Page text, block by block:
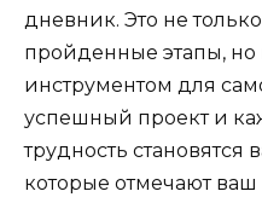
дневник. Это не
пройденные этапы,
инструментом для
успешный проект и
трудность
которые отмечают ваш